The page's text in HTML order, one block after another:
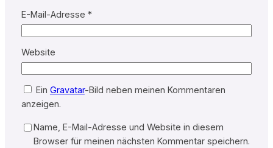
E-Mail-Adresse *
Website
Ein Gravatar-Bild neben meinen Kommentaren
anzeigen.
Name, E-Mail-Adresse und Website in diesem
Browser für meinen nächsten Kommentar speichern.